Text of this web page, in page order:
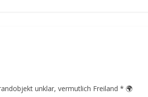
unklar, vermutlich Freiland * 🌍